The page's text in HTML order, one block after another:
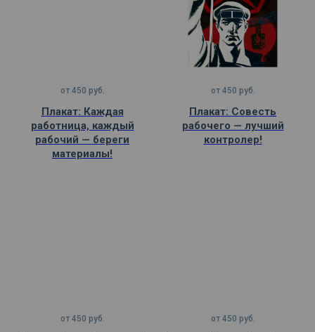
от 450 руб.
Плакат: Каждая
работница, каждый
рабочий — береги
материалы!
от 450 руб.
Плакат: Совесть
рабочего — лучший
контролер!
от 450 руб. от 450 руб.